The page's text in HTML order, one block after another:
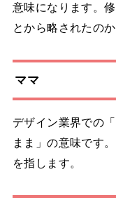
意味になります。
とから略されたの
ママ
デザイン業界での
まま」の意味です
を指します。